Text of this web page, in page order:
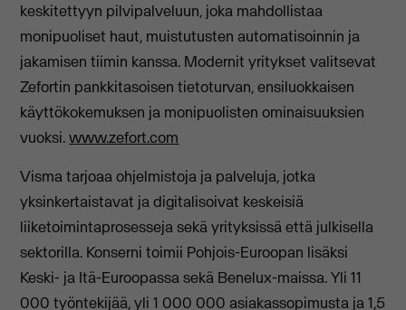
keskitettyyn pilvipalveluun, joka mahdollistaa
monipuoliset haut, muistutusten automatisoinnin ja
jakamisen tiimin kanssa. Modernit yritykset valitsevat
Zefortin pankkitasoisen tietoturvan, ensiluokkaisen
käyttökokemuksen ja monipuolisten ominaisuuksien
vuoksi.www.zefort.com
Visma tarjoaa ohjelmistoja ja palveluja, jotka
yksinkertaistavat ja digitalisoivat keskeisiä
liiketoimintaprosesseja sekä yrityksissä että julkisella
sektorilla. Konserni toimii Pohjois-Euroopan lisäksi
Keski- ja Itä-Euroopassa sekä Benelux-maissa. Yli 11
000 työntekijää, yli 1 000 000 asiakassopimusta ja 1,5